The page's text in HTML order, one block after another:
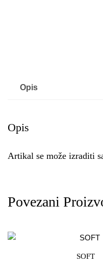
Opis
Opis
Artikal se može izraditi
Povezani
SOFT